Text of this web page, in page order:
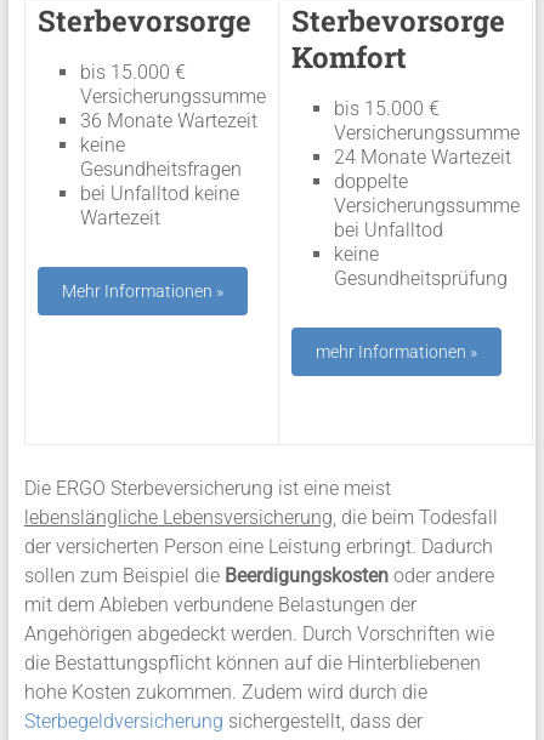
Sterbevorsorge
bis 15.000 €
Versicherungssumme
36 Monate Wartezeit
keine
Gesundheitsfragen
bei Unfalltod keine
Wartezeit
Sterbevorsorge
Komfort
bis 15.000 €
Versicherungssumme
24 Monate Wartezeit
doppelte
Versicherungssumme
bei Unfalltod
keine
Gesundheitsprüfung
Die ERGO Sterbeversicherung ist eine meist
lebenslängliche Lebensversicherung, die beim Todesfall
der versicherten Person eine Leistung erbringt. Dadurch
sollen zum Beispiel die Beerdigungskostenoder andere
mit dem Ableben verbundene Belastungen der
Angehörigen abgedeckt werden. Durch Vorschriften wie
die Bestattungspflicht können auf die Hinterbliebenen
hohe Kosten zukommen. Zudem wird durch die
Sterbegeldversicherung sichergestellt, dass der